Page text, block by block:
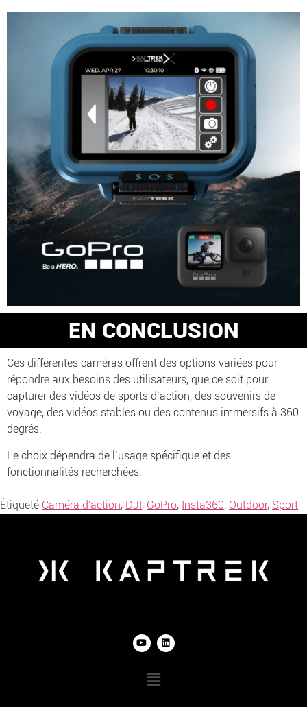
EN CONCLUSION
Ces différentes caméras offrent des options variées pour
répondre aux besoins des utilisateurs, que ce soit pour
capturer des vidéos de sports d’action, des souvenirs de
voyage, des vidéos stables ou des contenus immersifs à 360
degrés.
Le choix dépendra de l’usage spécifique et des
fonctionnalités recherchées.
Étiqueté Caméra d'action, DJI, GoPro, Insta360, Outdoor, Sport